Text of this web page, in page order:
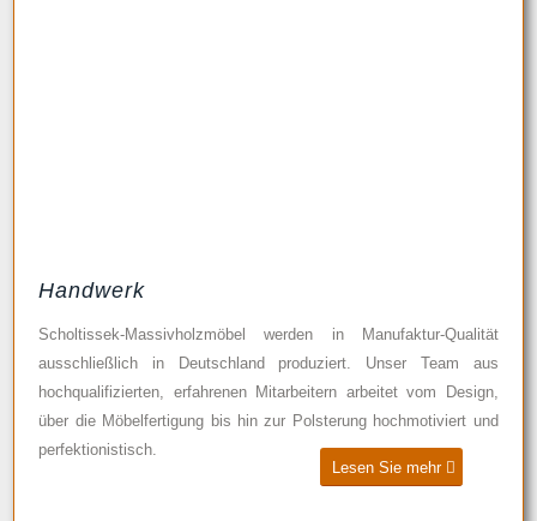
Handwerk
Scholtissek-Massivholzmöbel werden in Manufaktur-Qualität
ausschließlich in Deutschland produziert. Unser Team aus
hochqualifizierten, erfahrenen Mitarbeitern arbeitet vom Design,
über die Möbelfertigung bis hin zur Polsterung hochmotiviert und
perfektionistisch.
Lesen Sie mehr